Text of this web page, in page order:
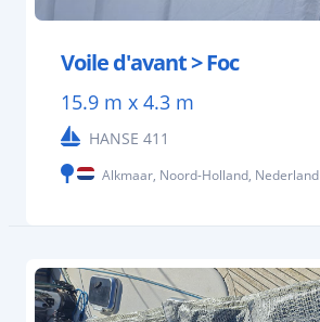
Voile d'avant > Foc
15.9 m x 4.3 m
HANSE 411
Alkmaar, Noord-Holland, Nederland